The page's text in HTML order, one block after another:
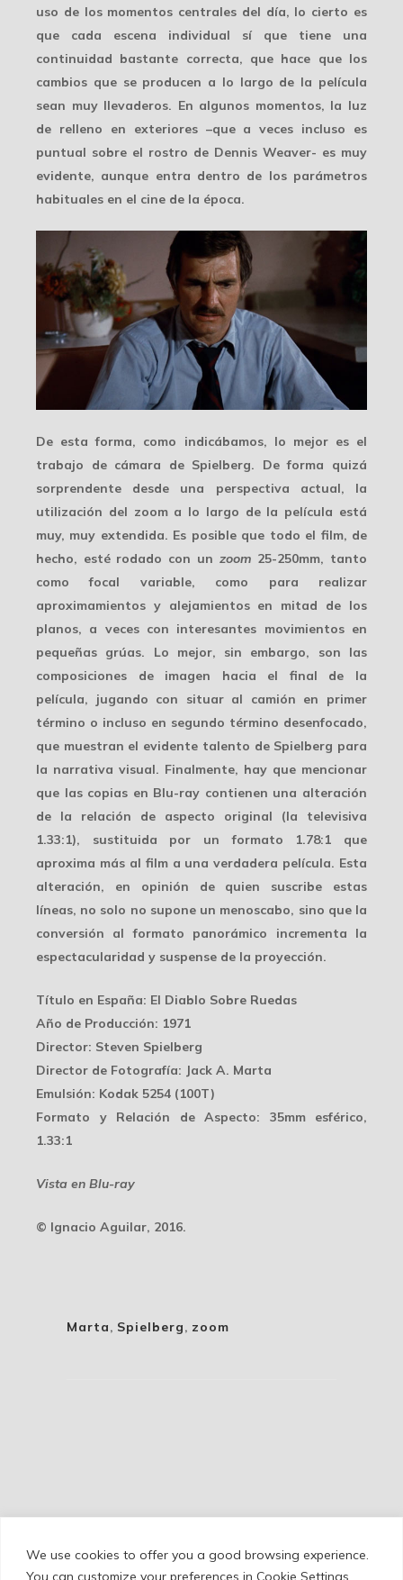
We use cookies to offer you a good browsing experience.
You can customize your preferences in Cookie Settings.
uso de los momentos centrales del día, lo cierto es
que cada escena individual sí que tiene una
continuidad bastante correcta, que hace que los
cambios que se producen a lo largo de la película
sean muy llevaderos. En algunos momentos, la luz
de relleno en exteriores –que a veces incluso es
puntual sobre el rostro de Dennis Weaver- es muy
evidente, aunque entra dentro de los parámetros
habituales en el cine de la época.
De esta forma, como indicábamos, lo mejor es el
trabajo de cámara de Spielberg. De forma quizá
sorprendente desde una perspectiva actual, la
utilización del zoom a lo largo de la película está
muy, muy extendida. Es posible que todo el film, de
hecho, esté rodado con un zoom 25-250mm, tanto
como focal variable, como para realizar
aproximamientos y alejamientos en mitad de los
planos, a veces con interesantes movimientos en
pequeñas grúas. Lo mejor, sin embargo, son las
composiciones de imagen hacia el final de la
película, jugando con situar al camión en primer
término o incluso en segundo término desenfocado,
que muestran el evidente talento de Spielberg para
la narrativa visual. Finalmente, hay que mencionar
que las copias en Blu-ray contienen una alteración
de la relación de aspecto original (la televisiva
1.33:1), sustituida por un formato 1.78:1 que
aproxima más al film a una verdadera película. Esta
alteración, en opinión de quien suscribe estas
líneas, no solo no supone un menoscabo, sino que la
conversión al formato panorámico incrementa la
espectacularidad y suspense de la proyección.
Título en España: El Diablo Sobre Ruedas
Año de Producción: 1971
Director: Steven Spielberg
Director de Fotografía: Jack A. Marta
Emulsión: Kodak 5254 (100T)
Formato y Relación de Aspecto: 35mm esférico,
1.33:1
Vista en Blu-ray
© Ignacio Aguilar, 2016.
Marta, Spielberg, zoom
Cookie Policy/Privacy Policy /Legal Warning